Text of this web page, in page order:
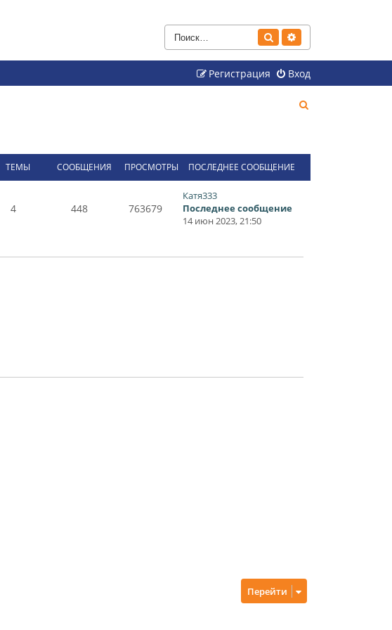
Поиск
Вход
Регистрация
с
ТЕМЫ СООБЩЕНИЯ ПРОСМОТРЫ ПОСЛЕДНЕЕ СООБЩЕНИЕ
4 448 763679
Катя333
Последнее сообщение
14 июн 2023, 21:50
Перейти